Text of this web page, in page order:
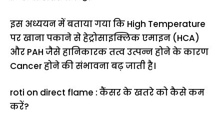
इस अध्ययन में बताया गया कि High Temperature
पर खाना पकाने से हेट्रोसाइक्लिक एमाइन (HCA)
और PAH जैसे हानिकारक तत्व उत्पन्न होने के कारण
Cancer होने की संभावना बढ़ जाती है।
roti on direct flame : कैंसर के खतरे को कैसे कम
करें?